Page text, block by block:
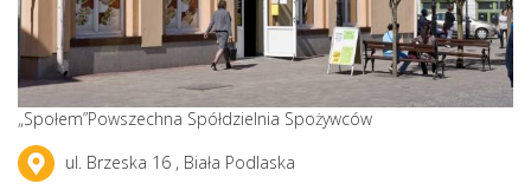
„Społem”Powszechna Spółdzielnia Spożywców
ul. Brzeska 16 , Biała Podlaska